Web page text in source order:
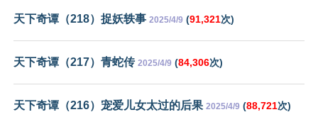
天下奇谭（218）捉妖轶事 2025/4/9 (91,321次)
天下奇谭（217）青蛇传 2025/4/9 (84,306次)
天下奇谭（216）宠爱儿女太过的后果 2025/4/9 (88,721次)